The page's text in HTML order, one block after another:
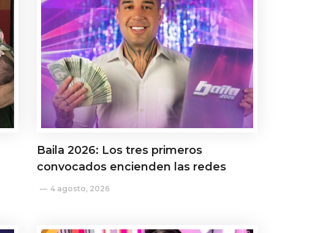
Baila 2026: Los tres primeros
convocados encienden las redes
4 agosto, 2026